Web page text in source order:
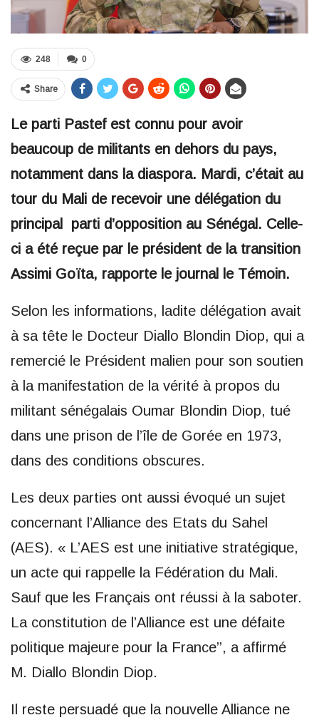
0
248
Share
Le parti Pastef est connu pour avoir
beaucoup de militants en dehors du pays,
notamment dans la diaspora. Mardi, c’était au
tour du Mali de recevoir une délégation du
principal parti d’opposition au Sénégal. Celle-
ci a été reçue par le président de la transition
Assimi Goïta, rapporte le journal le Témoin.
Selon les informations, ladite délégation avait
à sa tête le Docteur Diallo Blondin Diop, qui a
remercié le Président malien pour son soutien
à la manifestation de la vérité à propos du
militant sénégalais Oumar Blondin Diop, tué
dans une prison de l’île de Gorée en 1973,
dans des conditions obscures.
Les deux parties ont aussi évoqué un sujet
concernant l’Alliance des Etats du Sahel
(AES). « L’AES est une initiative stratégique,
un acte qui rappelle la Fédération du Mali.
Sauf que les Français ont réussi à la saboter.
La constitution de l’Alliance est une défaite
politique majeure pour la France’’, a affirmé
M. Diallo Blondin Diop.
Il reste persuadé que la nouvelle Alliance ne